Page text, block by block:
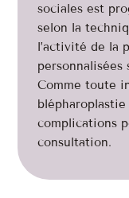
sociales est
selon la
l’activité de la
personnalisées
Comme toute
complications
consultation.